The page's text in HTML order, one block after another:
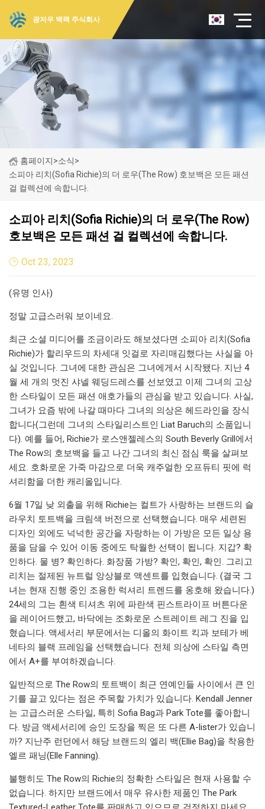
광저우 백팩 주식회사
홈페이지>소식>
소피아 리치(Sofia Richie)의 더 로우(The Row) 호보백은 모든 패션
걸 컬렉션에 속합니다.
소피아 리치(Sofia Richie)의 더 로우(The Row)
호보백은 모든 패션 걸 컬렉션에 속합니다.
Oct 23, 2023
(유명 인사)
정말 고급스러워 보이네요.
최근 소셜 미디어를 조금이라도 해보셨다면 소피아 리치(Sofia
Richie)가 할리우드의 차세대 잇걸로 자리매김했다는 사실을 아
실 것입니다. 그녀에 대한 관심은 그녀에게서 시작됐다. 지난 4
월 세 개의 멋진 샤넬 웨딩드레스를 선보였고 이제 그녀의 고상
한 스타일이 모든 패션 애호가들의 관심을 받고 있습니다. 사실,
그녀가 요즘 밖에 나갈 때마다 그녀의 의상은 헤드라인을 장식
합니다(그런데 그녀의 스타일리스트인 Liat Baruch의 소품입니
다). 예를 들어, Richie가 로스앤젤레스의 South Beverly Grill에서
The Row의 호보백을 들고 나간 그녀의 최신 점심 룩을 살펴보
세요. 호화로운 가죽 마감으로 더욱 캐주얼한 오프듀티 핏에 럭
셔리함을 더한 캐리올입니다.
6월 17일 낮 외출을 위해 Richie는 컬트가 사랑하는 브랜드의 슬
라우치 토트백을 크림색 버전으로 선택했습니다. 매우 세련된
디자인 외에도 넉넉한 공간을 자랑하는 이 가방은 모든 일상 용
품을 담을 수 있어 이동 중에도 탁월한 선택이 됩니다. 지갑? 확
인하다. 물 병? 확인하다. 화장품 가방? 확인, 확인, 확인. 그리고
리치는 절제된 뉴트럴 앙상블로 액센트를 입혔습니다. (결국 그
녀는 현재 진행 중인 조용한 럭셔리 트렌드를 옹호해 왔습니다.)
24세의 그는 흰색 티셔츠 위에 파란색 핀스트라이프 버튼다운
을 레이어드했고, 바닥에는 조화로운 스트레이트 레그 진을 입
혔습니다. 액세서리 부문에서는 디올의 화이트 킥과 보테가 베
네타의 블랙 프레임을 선택했습니다. 전체 의상에 스타일 측면
에서 A+를 부여하겠습니다.
일반적으로 The Row의 토트백이 최근 연예인들 사이에서 큰 인
기를 끌고 있다는 점은 주목할 가치가 있습니다. Kendall Jenner
는 고급스러운 스타일, 특히 Sofia Bag과 Park Tote를 좋아합니
다. 방금 액세서리에 승인 도장을 찍은 또 다른 A-lister가 있습니
까? 지난주 런던에서 해당 브랜드의 엘리 백(Ellie Bag)을 착용한
엘르 패닝(Elle Fanning).
불행히도 The Row의 Richie의 정확한 스타일은 현재 사용할 수
없습니다. 하지만 브랜드에서 매우 유사한 제품인 The Park